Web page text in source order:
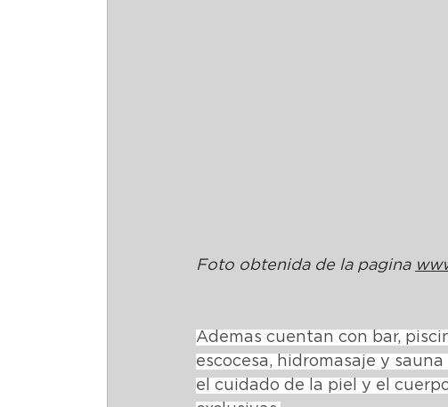
Foto obtenida de la pagina
Ademas cuentan con bar,
escocesa, hidromasaje y
el cuidado de la piel y el